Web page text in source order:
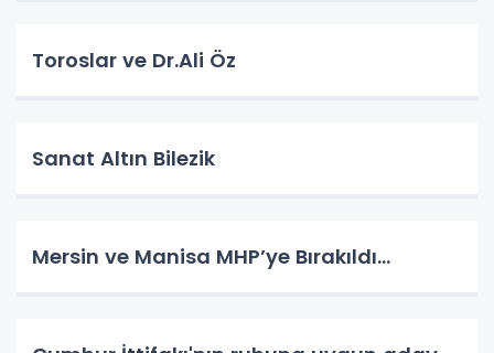
Toroslar ve Dr.Ali Öz
Sanat Altın Bilezik
Mersin ve Manisa MHP’ye Bırakıldı…